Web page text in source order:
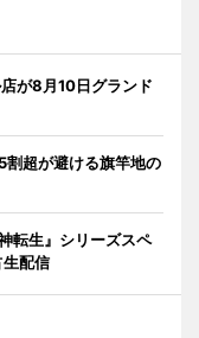
が8月10日グランド
割超が避ける旗竿地の
転生』シリーズスペ
配信